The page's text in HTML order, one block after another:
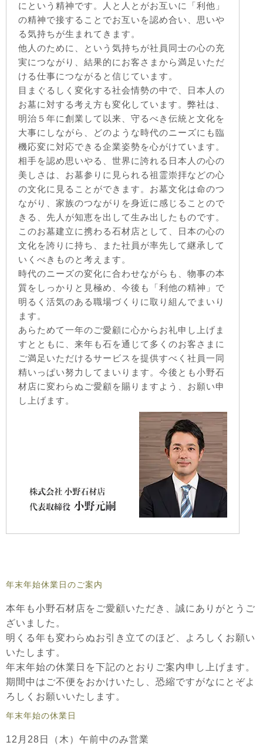
にという精神です。人と人とがお互いに「利他」
の精神で接することでお互いを認め合い、思いや
る気持ちが生まれてきます。
他人のために、という気持ちが社員同士の心の充
実につながり、結果的にお客さまから満足いただ
ける仕事につながると信じています。
目まぐるしく変化する社会情勢の中で、日本人の
お墓に対する考え方も変化しています。弊社は、
明治５年に創業して以来、守るべき伝統と文化を
大事にしながら、どのような時代のニーズにも臨
機応変に対応できる企業姿勢を心がけています。
相手を認め思いやる、世界に誇れる日本人の心の
美しさは、お墓参りに見られる祖霊崇拝などの心
の文化に見ることができます。お墓文化は命のつ
ながり、家族のつながりを身近に感じることので
きる、先人が知恵を出して生み出したものです。
このお墓建立に携わる石材店として、日本の心の
文化を誇りに持ち、また社員が率先して継承して
いくべきものと考えます。
時代のニーズの変化に合わせながらも、物事の本
質をしっかりと見極め、今後も「利他の精神」で
明るく活気のある職場づくりに取り組んでまいり
ます。
あらためて一年のご愛顧に心からお礼申し上げま
すとともに、来年も石を通じて多くのお客さまに
ご満足いただけるサービスを提供すべく社員一同
精いっぱい努力してまいります。今後とも小野石
材店に変わらぬご愛顧を賜りますよう、お願い申
し上げます。
年末年始休業日のご案内
本年も小野石材店をご愛顧いただき、誠にありがとうご
ざいました。
明くる年も変わらぬお引き立てのほど、よろしくお願い
いたします。
年末年始の休業日を下記のとおりご案内申し上げます。
期間中はご不便をおかけいたし、恐縮ですがなにとぞよ
ろしくお願いいたします。
年末年始の休業日
12月28日（木）午前中のみ営業